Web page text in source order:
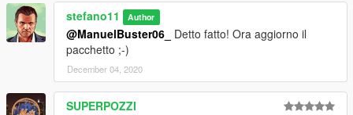
stefano11 Author
@ManuelBuster06_
Detto fatto! Ora aggiorno il
pacchetto ;-)
December 04, 2020
SUPERPOZZI